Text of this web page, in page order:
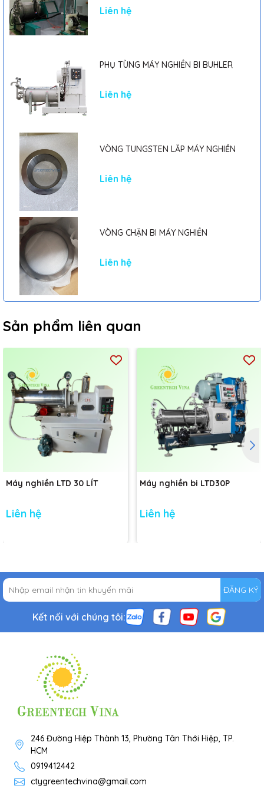
Liên hệ
PHỤ TÙNG MÁY NGHIỀN BI BUHLER
Liên hệ
VÒNG TUNGSTEN LẮP MÁY NGHIỀN
Liên hệ
VÒNG CHẶN BI MÁY NGHIỀN
Liên hệ
Sản phẩm liên quan
Máy nghiền LTD 30 LÍT
Liên hệ
Máy nghiền bi LTD30P
Liên hệ
ĐĂNG KÝ
Kết nối với chúng tôi:
246 Đường Hiệp Thành 13, Phường Tân Thới Hiệp, TP.
HCM
0919412442
ctygreentechvina@gmail.com